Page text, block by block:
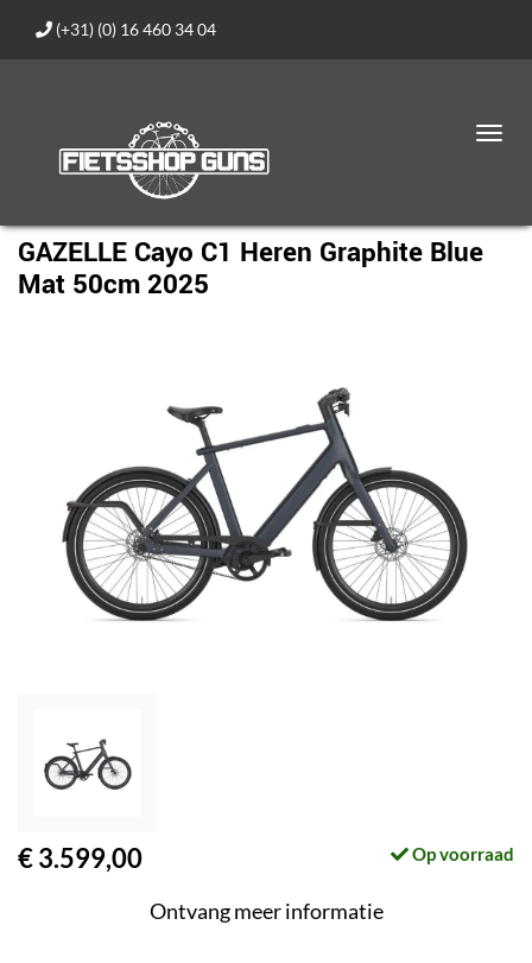
(+31) (0) 16 460 34 04
GAZELLE Cayo C1 Heren Graphite Blue
Mat 50cm 2025
€ 3.599,00 Op voorraad
Ontvang meer informatie